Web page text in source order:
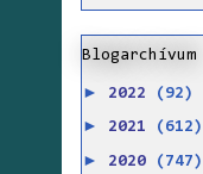
Blogarchívum
► 2022 (92)
► 2021 (612)
► 2020 (747)